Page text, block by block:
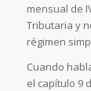
mensual de
Tributaria y
régimen
Cuando
el capítulo 9